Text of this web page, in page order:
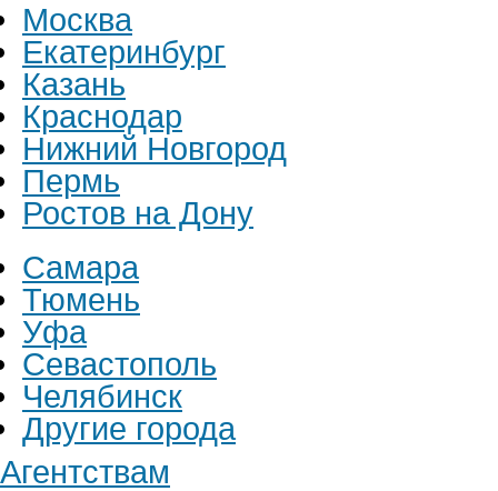
Москва
Екатеринбург
Казань
Краснодар
Нижний Новгород
Пермь
Ростов на Дону
Самара
Тюмень
Уфа
Севастополь
Челябинск
Другие города
Агентствам